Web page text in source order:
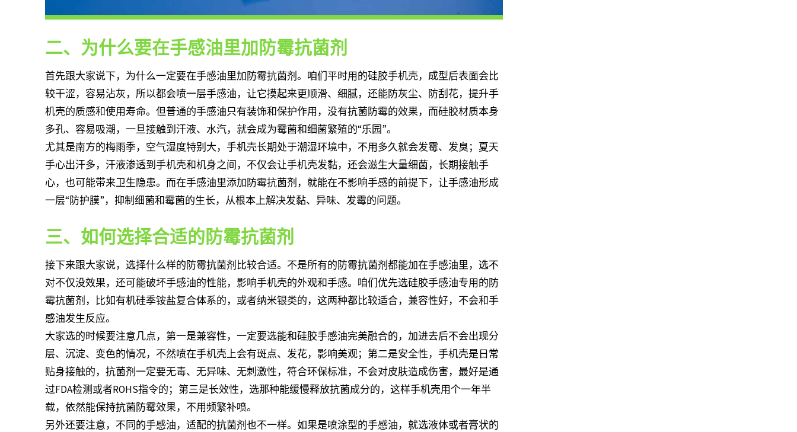
二、为什么要在手感油里加防霉抗菌剂
首先跟大家说下，为什么一定要在手感油里加防霉抗菌剂。咱们平时用的硅胶手机壳，成型后表面会比
较干涩，容易沾灰，所以都会喷一层手感油，让它摸起来更顺滑、细腻，还能防灰尘、防刮花，提升手
机壳的质感和使用寿命。但普通的手感油只有装饰和保护作用，没有抗菌防霉的效果，而硅胶材质本身
多孔、容易吸潮，一旦接触到汗液、水汽，就会成为霉菌和细菌繁殖的“乐园”。
尤其是南方的梅雨季，空气湿度特别大，手机壳长期处于潮湿环境中，不用多久就会发霉、发臭；夏天
手心出汗多，汗液渗透到手机壳和机身之间，不仅会让手机壳发黏，还会滋生大量细菌，长期接触手
心，也可能带来卫生隐患。而在手感油里添加防霉抗菌剂，就能在不影响手感的前提下，让手感油形成
一层“防护膜”，抑制细菌和霉菌的生长，从根本上解决发黏、异味、发霉的问题。
三、如何选择合适的防霉抗菌剂
接下来跟大家说，选择什么样的防霉抗菌剂比较合适。不是所有的防霉抗菌剂都能加在手感油里，选不
对不仅没效果，还可能破坏手感油的性能，影响手机壳的外观和手感。咱们优先选硅胶手感油专用的防
霉抗菌剂，比如有机硅季铵盐复合体系的，或者纳米银类的，这两种都比较适合，兼容性好，不会和手
感油发生反应。
大家选的时候要注意几点，第一是兼容性，一定要选能和硅胶手感油完美融合的，加进去后不会出现分
层、沉淀、变色的情况，不然喷在手机壳上会有斑点、发花，影响美观；第二是安全性，手机壳是日常
贴身接触的，抗菌剂一定要无毒、无异味、无刺激性，符合环保标准，不会对皮肤造成伤害，最好是通
过FDA检测或者ROHS指令的；第三是长效性，选那种能缓慢释放抗菌成分的，这样手机壳用个一年半
载，依然能保持抗菌防霉效果，不用频繁补喷。
另外还要注意，不同的手感油，适配的抗菌剂也不一样。如果是喷涂型的手感油，就选液体或者膏状的